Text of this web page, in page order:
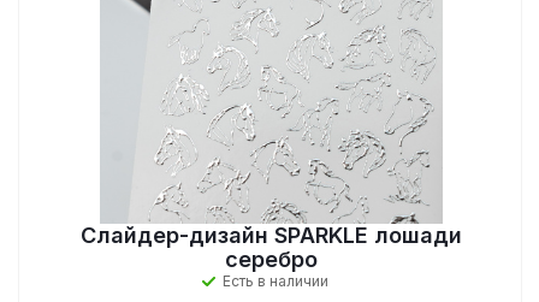
Слайдер-дизайн SPARKLE лошади
серебро
Есть в наличии